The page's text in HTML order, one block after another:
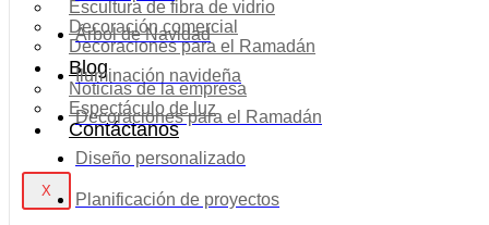
Escultura de fibra de vidrio
Decoración comercial
Decoraciones para el Ramadán
Blog
Noticias de la empresa
Espectáculo de luz
Contáctanos
X
Árbol de Navidad
Iluminación navideña
Decoraciones para el Ramadán
Diseño personalizado
Planificación de proyectos